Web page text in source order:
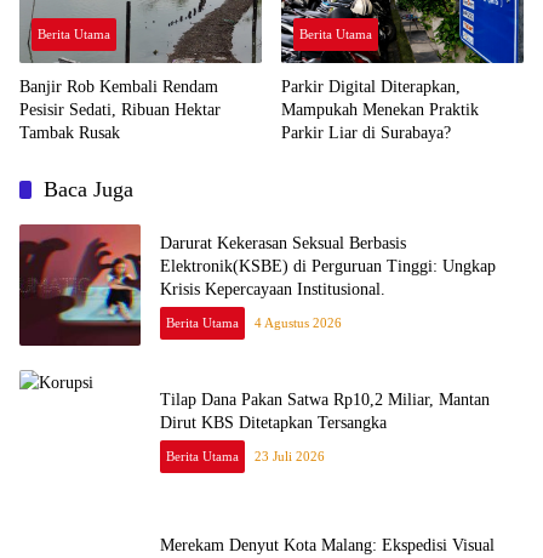
Berita Utama
Banjir Rob Kembali Rendam
Pesisir Sedati, Ribuan Hektar
Tambak Rusak
Berita Utama
Parkir Digital Diterapkan,
Mampukah Menekan Praktik
Parkir Liar di Surabaya?
Baca Juga
Darurat Kekerasan Seksual Berbasis
Elektronik(KSBE) di Perguruan Tinggi: Ungkap
Krisis Kepercayaan Institusional.
Berita Utama 4 Agustus 2026
Tilap Dana Pakan Satwa Rp10,2 Miliar, Mantan
Dirut KBS Ditetapkan Tersangka
Berita Utama 23 Juli 2026
Merekam Denyut Kota Malang: Ekspedisi Visual